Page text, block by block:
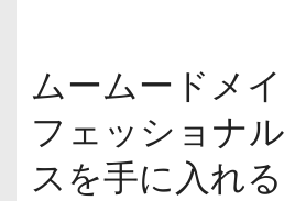
ムームードメ
フェッショナ
スを手に入れ